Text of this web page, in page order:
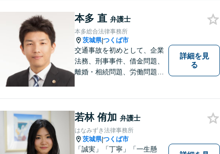
本多 直 弁護士
本多総合法律事務所
茨城県|つくば市
交通事故を初めとして、企業
法務、刑事事件、借金問題、
離婚・相続問題、労働問題そ
実・迅速・丁寧な事件処理を
心掛けています。
詳細を見
る
若林 侑加 弁護士
はなみずき法律事務所
茨城県|つくば市
「誠実」「丁寧」「一生懸